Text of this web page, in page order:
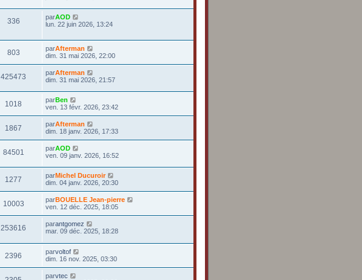
336 parAOD
lun. 22 juin 2026, 13:24
803 parAfterman
dim. 31 mai 2026, 22:00
425473 parAfterman
dim. 31 mai 2026, 21:57
1018 parBen
ven. 13 févr. 2026, 23:42
1867 parAfterman
dim. 18 janv. 2026, 17:33
84501 parAOD
ven. 09 janv. 2026, 16:52
1277 parMichel Ducuroir
dim. 04 janv. 2026, 20:30
10003 parBOUELLE Jean-pierre
ven. 12 déc. 2025, 18:05
253616 parantgomez
mar. 09 déc. 2025, 18:28
2396 parvoltof
dim. 16 nov. 2025, 03:30
parvtec